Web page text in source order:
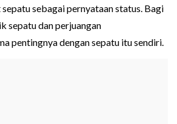
sebagai pernyataan status. Bagi
sepatu dan perjuangan
pentingnya dengan sepatu itu sendiri.